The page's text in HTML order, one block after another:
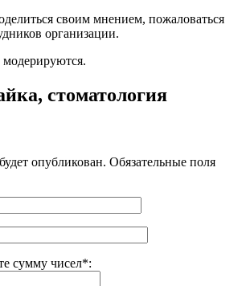
своим мнением, пожаловаться
организации.
стоматология
опубликован. Обязательные поля
сумму чисел*: